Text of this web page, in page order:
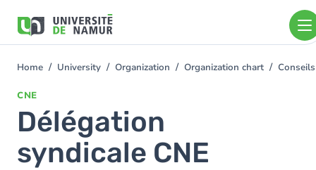
main
You
Home University Organization Organization chart Conseils
CNE
Délégation
syndicale CNE